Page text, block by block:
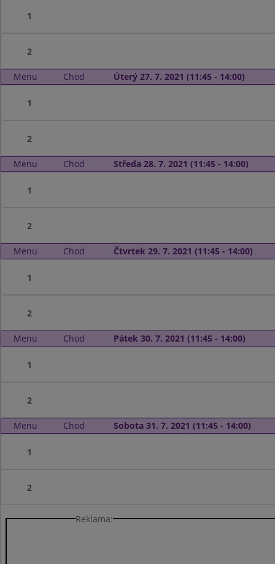
1
2
Menu Chod Úterý 27. 7. 2021 (11:45 - 14:00)
1
2
Menu Chod Středa 28. 7. 2021 (11:45 - 14:00)
1
2
Menu Chod Čtvrtek 29. 7. 2021 (11:45 - 14:00)
1
2
Menu Chod Pátek 30. 7. 2021 (11:45 - 14:00)
1
2
Menu Chod Sobota 31. 7. 2021 (11:45 - 14:00)
1
2
Reklama: